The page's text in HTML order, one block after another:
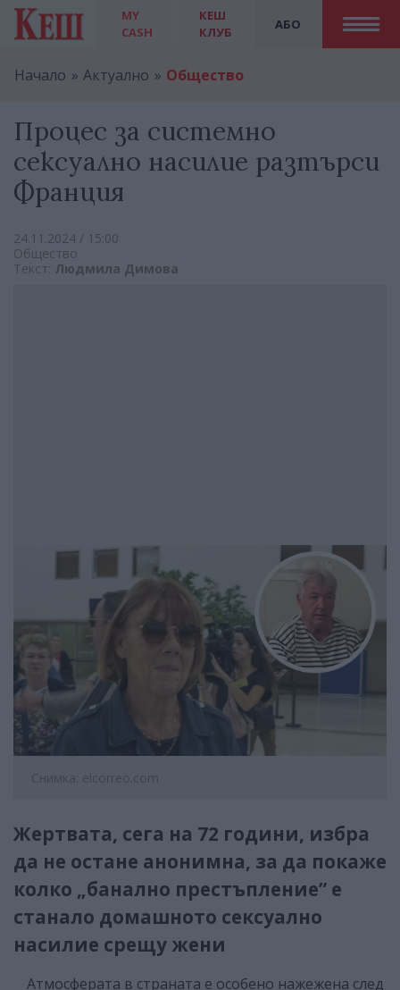
MY
CASH
АБО
КЕШ
КЛУБ
Начало Актуално Общество
Процес за системно
сексуално насилие разтърси
Франция
24.11.2024 / 15:00
Общество
Текст: Людмила Димова
Снимка: elcorreo.com
Жертвата, сега на 72 години, избра
да не остане анонимна, за да покаже
колко „банално престъпление” е
станало домашното сексуално
насилие срещу жени
Атмосферата в страната е особено нажежена след